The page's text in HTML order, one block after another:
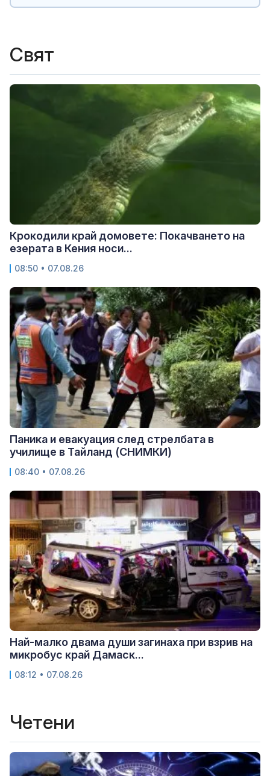
Свят
Крокодили край домовете: Покачването на
езерата в Кения носи...
08:50 • 07.08.26
Паника и евакуация след стрелбата в
училище в Тайланд (СНИМКИ)
08:40 • 07.08.26
Най-малко двама души загинаха при взрив на
микробус край Дамаск...
08:12 • 07.08.26
Четени